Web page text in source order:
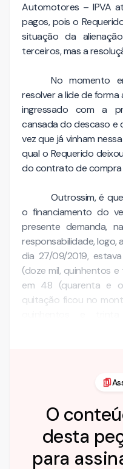
Automotores – IPVA
pagos, pois o
situação da
terceiros, mas a
No momento
resolver a lide de forma
ingressado com a
cansada do descaso e
vez que já vinham
qual o Requerido
do contrato de compra
Outrossim, é
o financiamento do
presente demanda,
responsabilidade, logo,
dia 27/09/2019,
(doze mil, quinhentos
em 48 (quarenta e
quitação ficou no
O
desta
para